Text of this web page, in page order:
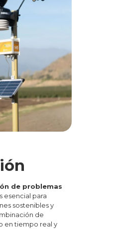
de problemas
esencial para
sostenibles y
de
en tiempo real y